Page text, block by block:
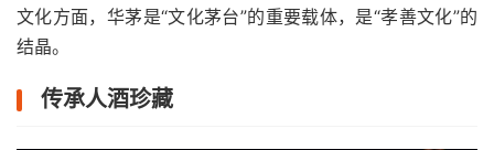
文化方面，华茅是“文化茅台”的重要载体，是“孝善文化”的
结晶。
传承人酒珍藏